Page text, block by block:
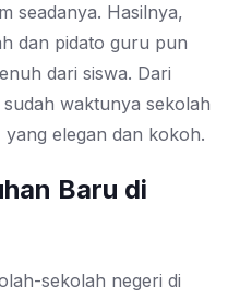
seadanya. Hasilnya,
dan pidato guru pun
dari siswa. Dari
waktunya sekolah
yang elegan dan kokoh.
Baru di
sekolah negeri di